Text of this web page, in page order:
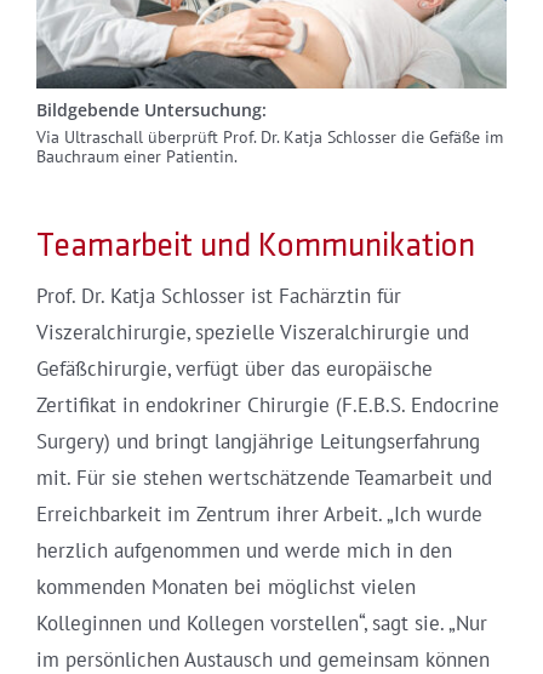
Bildgebende Untersuchung:
Via Ultraschall überprüft Prof. Dr. Katja Schlosser die Gefäße im
Bauchraum einer Patientin.
Teamarbeit und Kommunikation
Prof. Dr. Katja Schlosser ist Fachärztin für
Viszeralchirurgie, spezielle Viszeralchirurgie und
Gefäßchirurgie, verfügt über das europäische
Zertifikat in endokriner Chirurgie (F.E.B.S. Endocrine
Surgery) und bringt langjährige Leitungserfahrung
mit. Für sie stehen wertschätzende Teamarbeit und
Erreichbarkeit im Zentrum ihrer Arbeit. „Ich wurde
herzlich aufgenommen und werde mich in den
kommenden Monaten bei möglichst vielen
Kolleginnen und Kollegen vorstellen“, sagt sie. „Nur
im persönlichen Austausch und gemeinsam können